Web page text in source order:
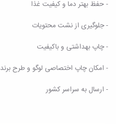
- حفظ بهتر دما و کیفیت غذا
- جلوگیری از نشت محتویات
- چاپ بهداشتی و باکیفیت
- امکان چاپ اختصاصی لوگو و طرح برند
- ارسال به سراسر کشور